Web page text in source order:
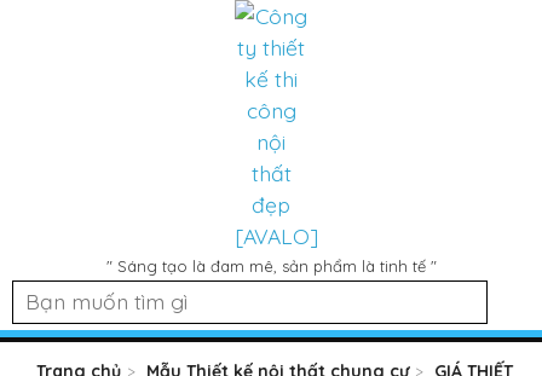
" Sáng tạo là đam mê, sản phẩm là tinh tế "
Trang chủ Mẫu Thiết kế nội thất chung cư
GIÁ THIẾT